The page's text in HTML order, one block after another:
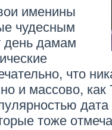
именины
чудесным
день дамам
что
и массово, как
тоже